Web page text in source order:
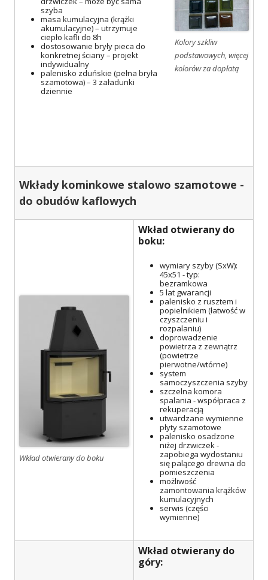
Kolory szkliw
podstawowych, więcej
kolorów za dopłatą
szyba
masa kumulacyjna (krążki
akumulacyjne) – utrzymuje
ciepło kafli do 8h
dostosowanie bryły pieca do
konkretnej ściany – projekt
indywidualny
palenisko zduńskie (pełna bryła
szamotowa) – 3 załadunki
dziennie
Wkłady kominkowe stalowo szamotowe -
do obudów kaflowych
Wkład otwierany do boku
Wkład otwierany do
boku:
wymiary szyby (SxW):
45x51 - typ:
bezramkowa
5 lat gwarancji
palenisko z rusztem i
popielnikiem (łatwość w
czyszczeniu i
rozpalaniu)
doprowadzenie
powietrza z zewnątrz
(powietrze
pierwotne/wtórne)
system
samoczyszczenia szyby
szczelna komora
spalania - współpraca z
rekuperacją
utwardzane wymienne
płyty szamotowe
palenisko osadzone
niżej drzwiczek -
zapobiega wydostaniu
się palącego drewna do
pomieszczenia
możliwość
zamontowania krążków
kumulacyjnych
serwis (części
wymienne)
Wkład otwierany do
góry: